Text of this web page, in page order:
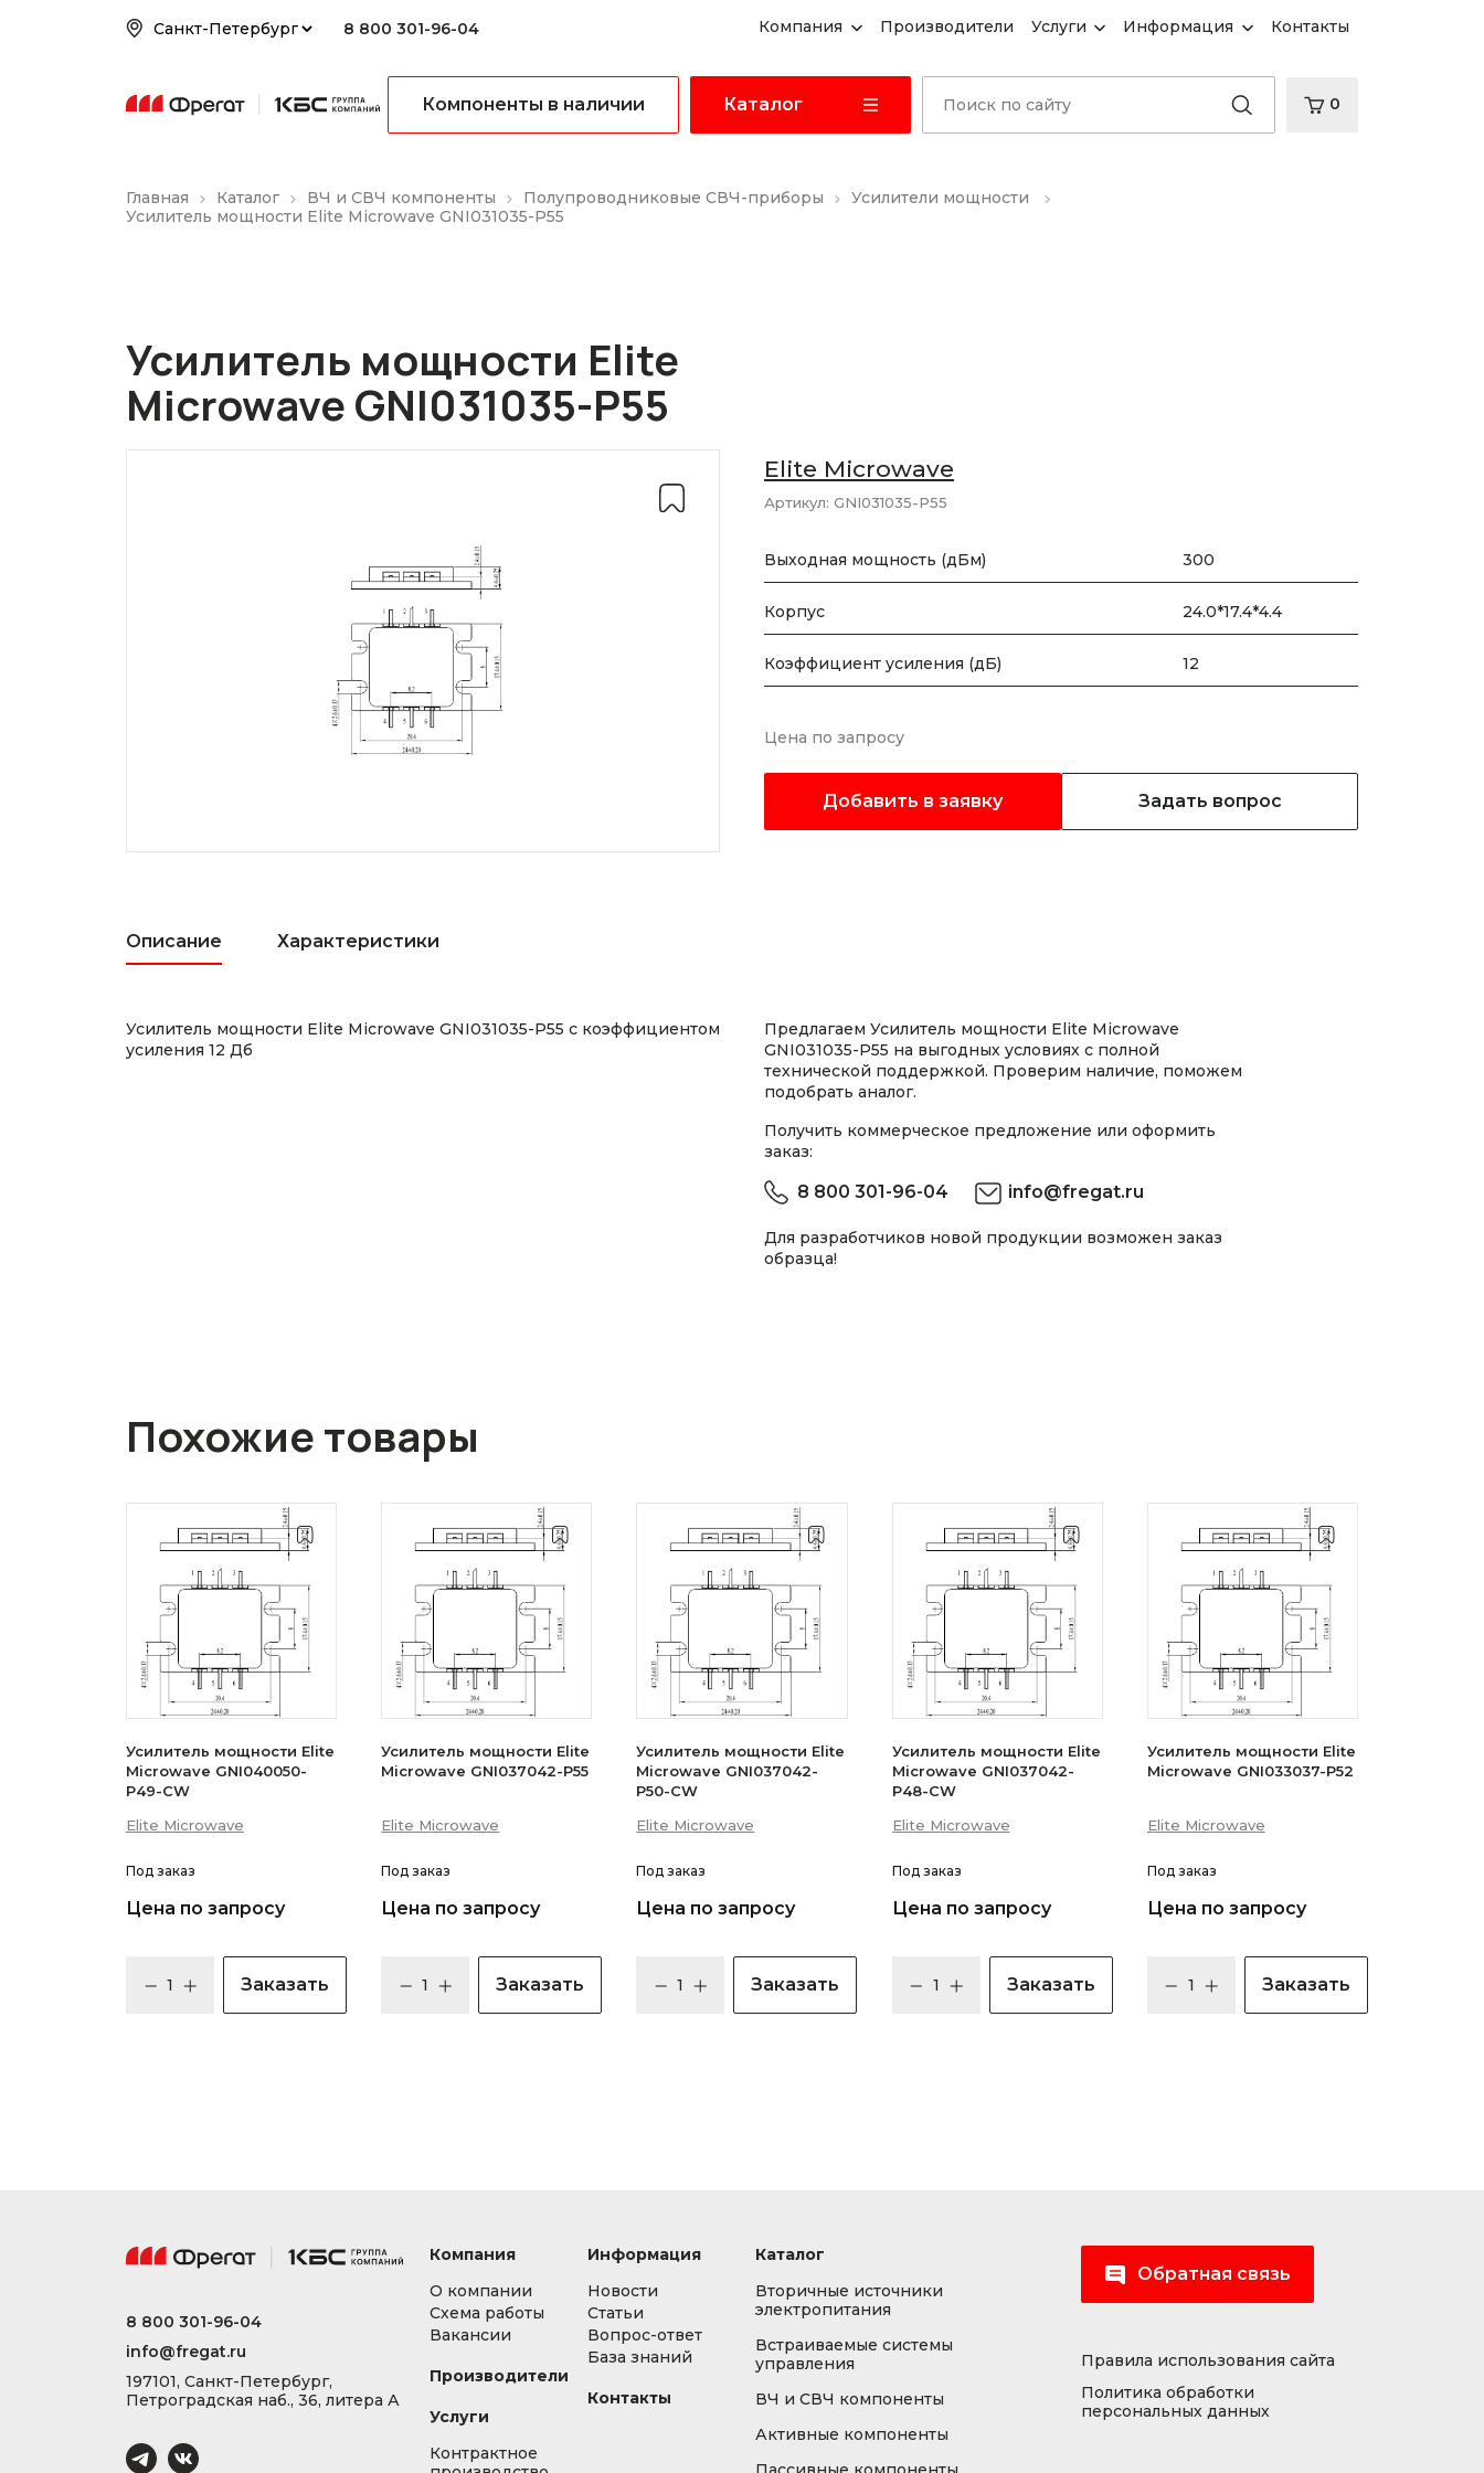
8 800 301-96-04 Компания Производители Услуги Информация Контакты
Компоненты в наличии Каталог 0
Главная Каталог ВЧ и СВЧ компоненты Полупроводниковые СВЧ-приборы
Усилители мощности
Усилитель мощности Elite Microwave GNI031035-P55
Усилитель мощности Elite
Microwave GNI031035-P55
Elite Microwave
Артикул: GNI031035-P55
Выходная мощность (дБм) 300
Корпус 24.0*17.4*4.4
Коэффициент усиления (дБ) 12
Цена по запросу
Добавить в заявку Задать вопрос
Описание Характеристики
Усилитель мощности Elite Microwave GNI031035-P55 с коэффициентом
усиления 12 Дб
Предлагаем Усилитель мощности Elite Microwave
GNI031035-P55 на выгодных условиях с полной
технической поддержкой. Проверим наличие, поможем
подобрать аналог.
Получить коммерческое предложение или оформить
заказ:
8 800 301-96-04 info@fregat.ru
Для разработчиков новой продукции возможен заказ
образца!
Похожие товары
Усилитель мощности Elite
Microwave GNI040050-
P49-CW
Elite Microwave
Под заказ
Цена по запросу
Заказать
Усилитель мощности Elite
Microwave GNI037042-P55
Elite Microwave
Под заказ
Цена по запросу
Заказать
Усилитель мощности Elite
Microwave GNI037042-
P50-CW
Elite Microwave
Под заказ
Цена по запросу
Заказать
Усилитель мощности Elite
Microwave GNI037042-
P48-CW
Elite Microwave
Под заказ
Цена по запросу
Заказать
Усилитель мощности Elite
Microwave GNI033037-P52
Elite Microwave
Под заказ
Цена по запросу
Заказать
8 800 301-96-04
info@fregat.ru
197101, Санкт-Петербург,
Петроградская наб., 36, литера А
Компания
О компании
Схема работы
Вакансии
Производители
Услуги
Контрактное
Информация
Новости
Статьи
Вопрос-ответ
База знаний
Контакты
Каталог
Вторичные источники
электропитания
Встраиваемые системы
управления
ВЧ и СВЧ компоненты
Активные компоненты
Обратная связь
Правила использования сайта
Политика обработки
персональных данных